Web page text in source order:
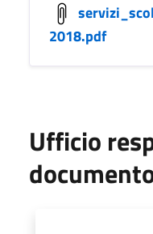
2018.pdf
Ufficio